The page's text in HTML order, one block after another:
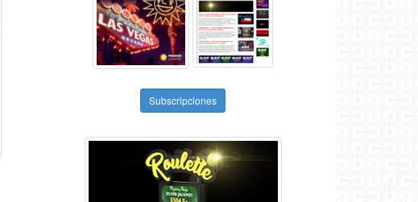
Subscripciones